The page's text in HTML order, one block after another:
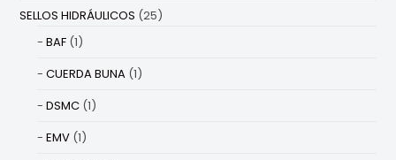
SELLOS HIDRÁULICOS (25)
BAF (1)
CUERDA BUNA (1)
DSMC (1)
EMV (1)